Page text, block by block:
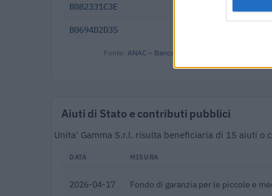
B082331C3E
B0694D2D35
Fonte: ANAC – Banca Dati Nazionale Contratti
Aiuti di Stato e contributi pubblici
Unita' Gamma S.r.l. risulta beneficiaria di 15 aiuti
DATA MISURA
2026-04-17 Fondo di garanzia per le piccole e